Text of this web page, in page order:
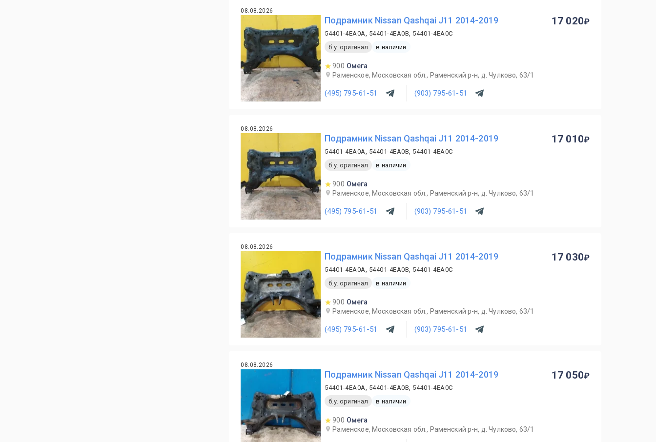
08.08.2026
Подрамник Nissan Qashqai J11 2014-2019
54401-4EA0A, 54401-4EA0B, 54401-4EA0C
б.у. оригинал
в наличии
900 Омега
Раменское, Московская обл., Раменский р-н, д. Чулково, 63/1
(495) 795-61-51 (903) 795-61-51
17 020
08.08.2026
Подрамник Nissan Qashqai J11 2014-2019
54401-4EA0A, 54401-4EA0B, 54401-4EA0C
б.у. оригинал
в наличии
900 Омега
Раменское, Московская обл., Раменский р-н, д. Чулково, 63/1
(495) 795-61-51 (903) 795-61-51
17 010
08.08.2026
Подрамник Nissan Qashqai J11 2014-2019
54401-4EA0A, 54401-4EA0B, 54401-4EA0C
б.у. оригинал
в наличии
900 Омега
Раменское, Московская обл., Раменский р-н, д. Чулково, 63/1
(495) 795-61-51 (903) 795-61-51
17 030
08.08.2026
Подрамник Nissan Qashqai J11 2014-2019
54401-4EA0A, 54401-4EA0B, 54401-4EA0C
б.у. оригинал
в наличии
900 Омега
Раменское, Московская обл., Раменский р-н, д. Чулково, 63/1
17 050